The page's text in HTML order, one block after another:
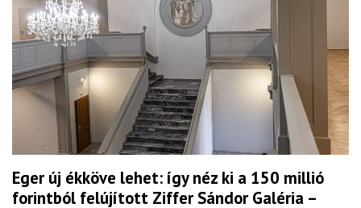
Eger új ékköve lehet: így néz ki a 150 millió
forintból felújított Ziffer Sándor Galéria –